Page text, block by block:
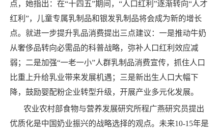
点，她指出：在“十四五”期间，“人口红利”逐渐转向“人才
红利”，儿童专属乳制品和银发乳制品将会成为新的增长
点。就进一步提升乳品消费提出三点建议：一是推动牛奶
从奢侈品转向必需品的科普战略，弥补人口红利效应减
弱；二是加强“一老一小”人群乳制品消费宣传，抓住人口
比重上升给乳业带来发展机遇；三是新出生人口大幅下
降，鼓励婴配粉企业转型升级，开展产业多元化发展。
农业农村部食物与营养发展研究所程广燕研究员提出
优质化是中国奶业振兴的战略选择的观点。未来10-15年是